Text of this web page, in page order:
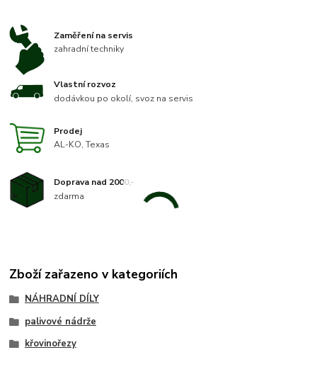
Zaměření na servis
zahradní techniky
Vlastní rozvoz
dodávkou po okolí, svoz na servis
Prodej
AL-KO, Texas
Doprava nad 2000,-
zdarma
Zboží zařazeno v kategoriích
NÁHRADNÍ DÍLY
palivové nádrže
křovinořezy